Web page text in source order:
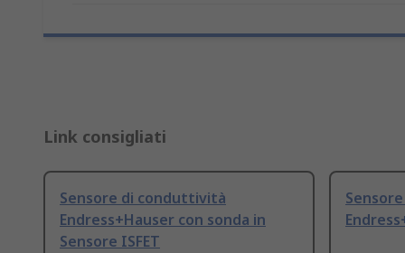
Link consigliati
Sensore di conduttività
Endress+Hauser con sonda in
Sensore ISFET